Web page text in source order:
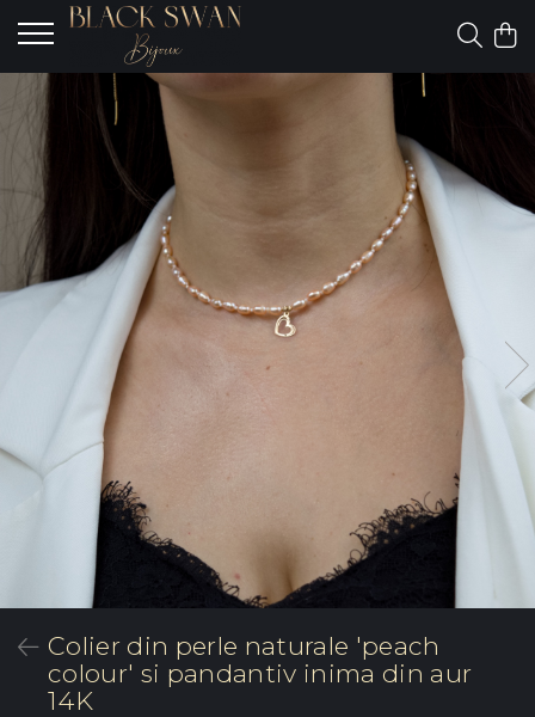
Colier din perle naturale 'peach
colour' si pandantiv inima din aur
14K